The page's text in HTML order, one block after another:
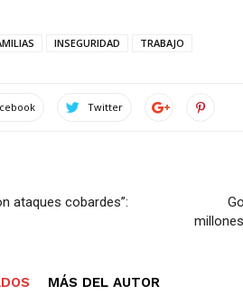
INSEGURIDAD TRABAJO
Twitter
ataques cobardes”:
MÁS DEL AUTOR